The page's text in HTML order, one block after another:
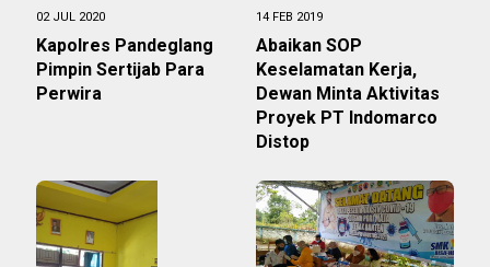
02 JUL 2020
Kapolres Pandeglang
Pimpin Sertijab Para
Perwira
14 FEB 2019
Abaikan SOP
Keselamatan Kerja,
Dewan Minta Aktivitas
Proyek PT Indomarco
Distop